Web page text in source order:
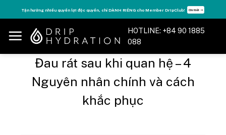
to
content
Tận hưởng nhiều quyền lợi độc quyền, chỉ DÀNH RIÊNG cho Member DripClub! Chi tiết ➝
HOTLINE: +84 90 1885
088
Đau rát sau khi quan hệ – 4
Nguyên nhân chính và cách
khắc phục